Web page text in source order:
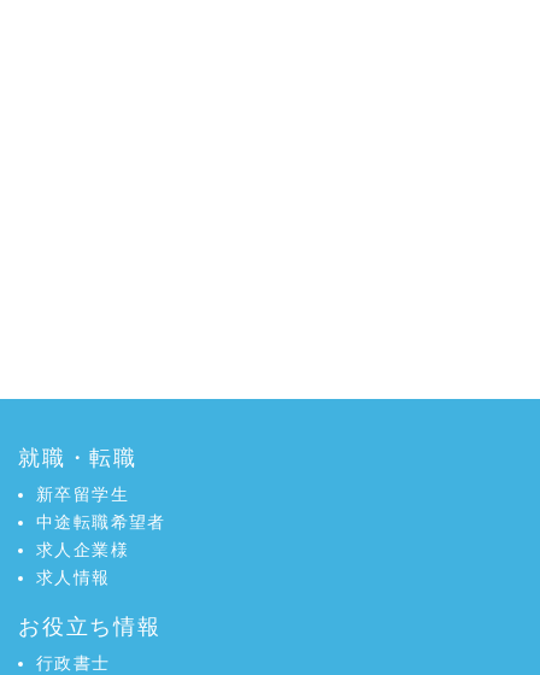
就職・転職
新卒留学生
中途転職希望者
求人企業様
求人情報
お役立ち情報
行政書士